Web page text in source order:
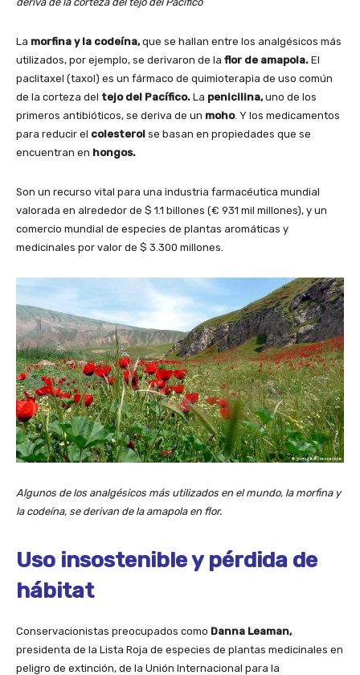
La morfina y la codeína,que se hallan entre los analgésicos más
utilizados, por ejemplo, se derivaron de la flor de amapola. El
paclitaxel (taxol) es un fármaco de quimioterapia de uso común
de la corteza del tejo del Pacífico. La penicilina,uno de los
primeros antibióticos, se deriva de un moho. Y los medicamentos
para reducir el colesterol se basan en propiedades que se
encuentran en hongos.
Son un recurso vital para una industria farmacéutica mundial
valorada en alrededor de $ 1.1 billones (€ 931 mil millones), y un
comercio mundial de especies de plantas aromáticas y
medicinales por valor de $ 3.300 millones.
Algunos de los analgésicos más utilizados en el mundo, la morfina y
la codeína, se derivan de la amapola en flor.
Uso insostenible y pérdida de
hábitat
Conservacionistas preocupados como Danna Leaman,
presidenta de la Lista Roja de especies de plantas medicinales en
peligro de extinción, de la Unión Internacional para la